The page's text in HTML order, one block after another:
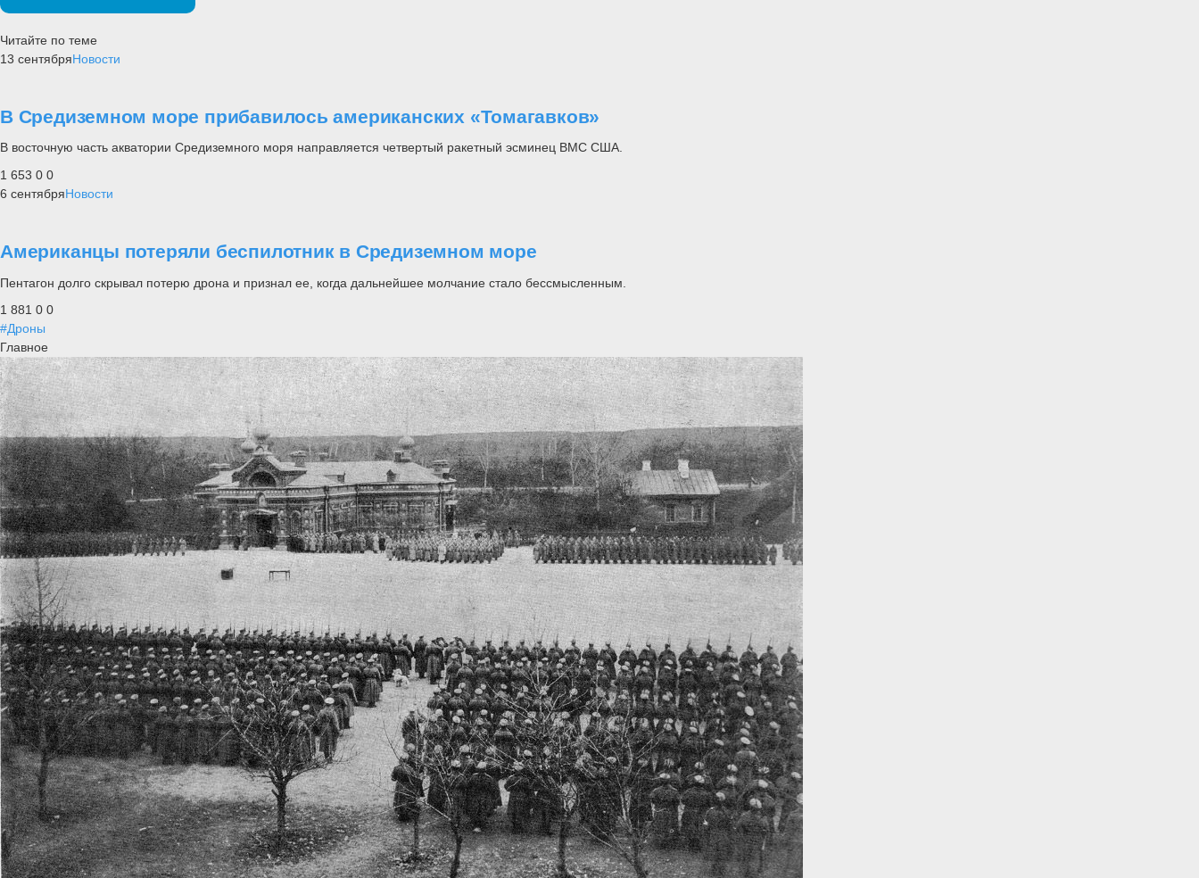
Читайте по теме
13 сентябряНовости
В Средиземном море прибавилось американских «Томагавков»
В восточную часть акватории Средиземного моря направляется четвертый ракетный эсминец ВМС США.
1 653 0 0
6 сентябряНовости
Американцы потеряли беспилотник в Средиземном море
Пентагон долго скрывал потерю дрона и признал ее, когда дальнейшее молчание стало бессмысленным.
1 881 0 0
#Дроны
Главное